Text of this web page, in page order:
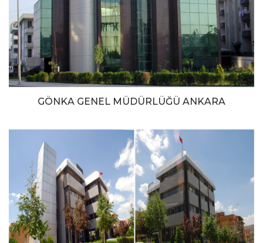
GÖNKA GENEL MÜDÜRLÜĞÜ ANKARA